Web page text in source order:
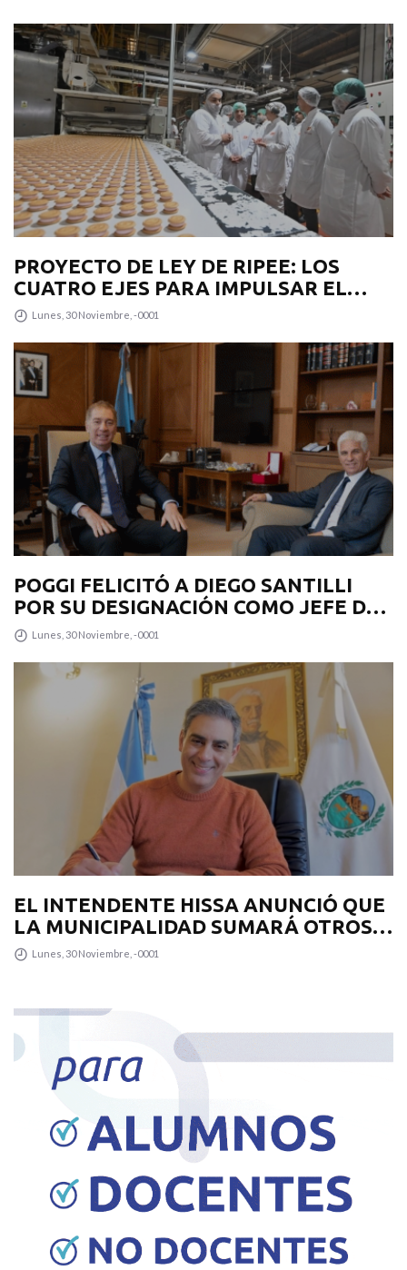
PROYECTO DE LEY DE RIPEE: LOS
CUATRO EJES PARA IMPULSAR EL
DESARROLLO PRODUCTIVO EN LA
Lunes, 30 Noviembre, -0001
POGGI FELICITÓ A DIEGO SANTILLI
POR SU DESIGNACIÓN COMO JEFE DE
GABINETE
Lunes, 30 Noviembre, -0001
EL INTENDENTE HISSA ANUNCIÓ QUE
LA MUNICIPALIDAD SUMARÁ OTROS
12 COLECTIVOS 0KM PARA
Lunes, 30 Noviembre, -0001